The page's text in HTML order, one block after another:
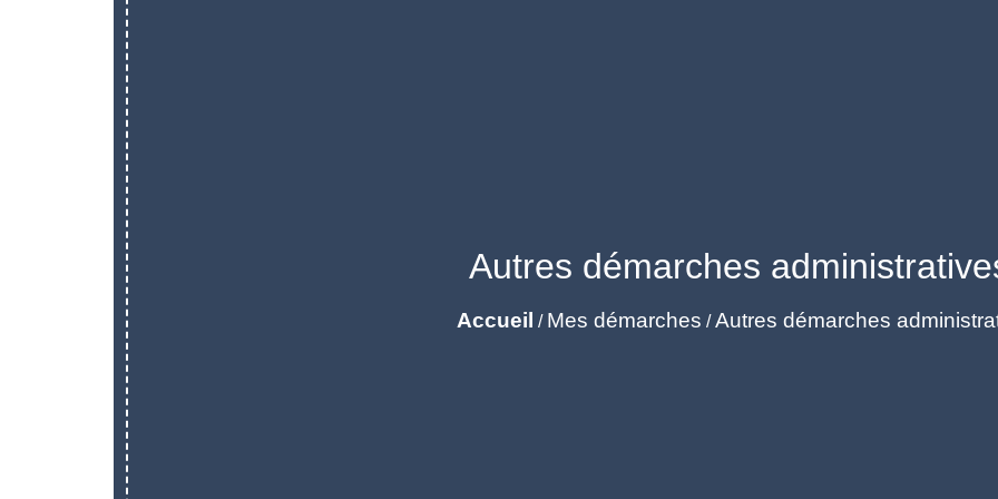
Autres démarches
Accueil / Mes démarches /Autres démarches